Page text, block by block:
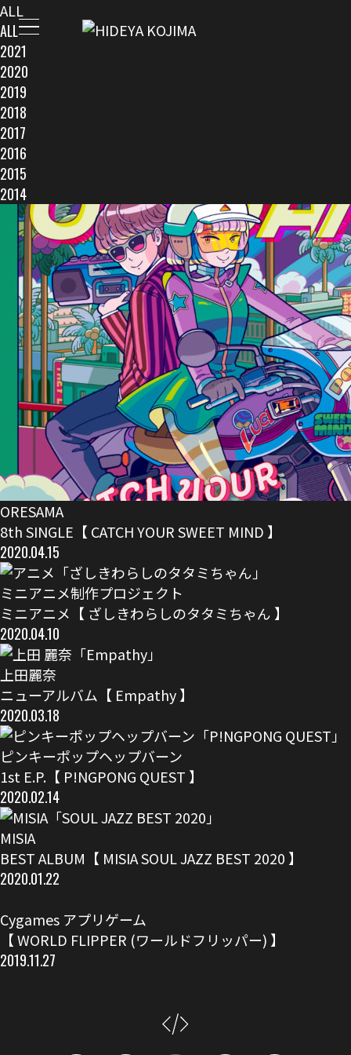
ALL
ALL
2021
2020
2019
2018
2017
2016
2015
2014
ORESAMA
8th SINGLE【 CATCH YOUR SWEET MIND 】
2020.04.15
ミニアニメ制作プロジェクト
ミニアニメ【 ざしきわらしのタタミちゃん 】
2020.04.10
上田麗奈
ニューアルバム【 Empathy 】
2020.03.18
ピンキーポップヘップバーン
1st E.P.【 P!NGPONG QUEST 】
2020.02.14
MISIA
BEST ALBUM【 MISIA SOUL JAZZ BEST 2020 】
2020.01.22
Cygames アプリゲーム
【 WORLD FLIPPER (ワールドフリッパー) 】
2019.11.27